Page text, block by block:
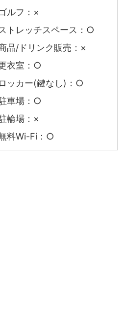
ルフ：×
ストレッチスペース：○
品/ドリンク販売：×
衣室：○
ロッカー(鍵なし)：○
車場：○
輪場：×
料Wi-Fi：○